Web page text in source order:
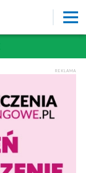
REKLAMA